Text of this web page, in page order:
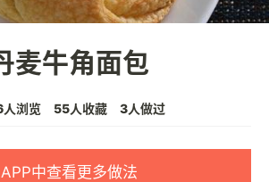
麦牛角面包
浏览 55人收藏 3人做过
APP中查看更多做法